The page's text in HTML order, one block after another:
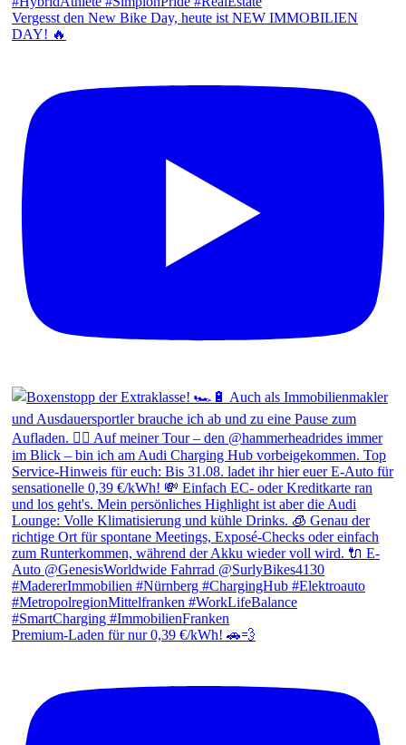
Vergesst den New Bike Day, heute ist NEW IMMOBILIEN
DAY! 🔥
Premium-Laden für nur 0,39 €/kWh! 🚗💨